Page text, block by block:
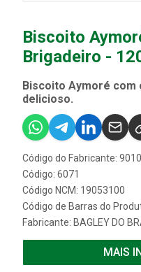
Biscoito
Brigadeiro -
Biscoito Aymoré com
delicioso.
Código do Fabricante:
Código: 6071
Código NCM: 19053100
Código de Barras do
Fabricante: BAGLEY DO
MAIS